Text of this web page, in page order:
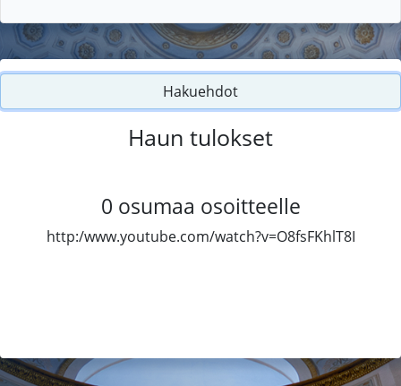
Hakuehdot
Haun tulokset
0 osumaa osoitteelle
http:/www.youtube.com/watch?v=O8fsFKhlT8I